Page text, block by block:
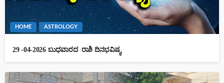
HOME ASTROLOGY
29 -04-2026 ಬುಧವಾರದ ರಾಶಿ ದಿನಭವಿಷ್ಯ